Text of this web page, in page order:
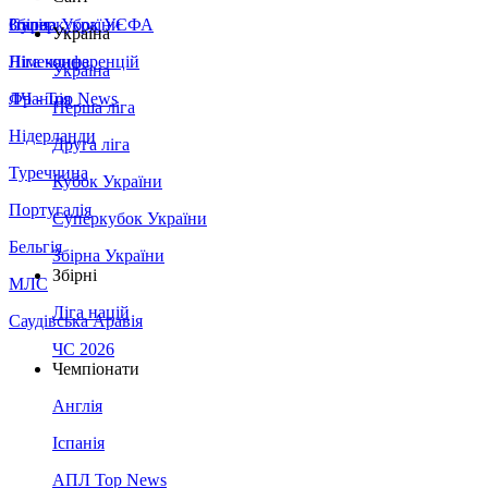
Збірна України
Італія
Німеччина
Франція
Нідерланди
Туреччина
Португалія
Бельгія
МЛС
Саудівська Аравія
Суперкубок УЄФА
Ліга конференцій
ЛЧ - Top News
Україна
Україна
Перша ліга
Друга ліга
Кубок України
Суперкубок України
Збірна України
Збірні
Ліга націй
ЧС 2026
Чемпіонати
Англія
Іспанія
АПЛ Top News